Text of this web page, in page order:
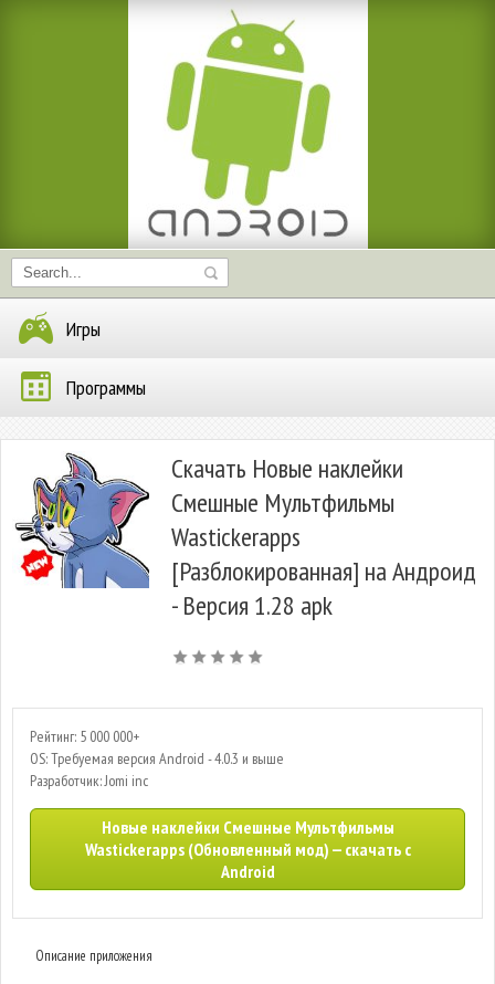
Игры
Программы
Скачать Новые наклейки
Смешные Мультфильмы
Wastickerapps
[Разблокированная] на Андроид
- Версия 1.28 apk
Рейтинг: 5 000 000+
OS: Требуемая версия Android - 4.0.3 и выше
Разработчик: Jomi inc
Новые наклейки Смешные Мультфильмы
Wastickerapps (Обновленный мод) — скачать с
Android
Описание приложения